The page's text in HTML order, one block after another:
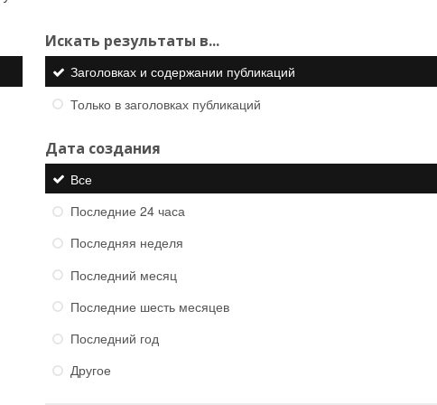
Искать результаты в...
Заголовках и содержании публикаций
Только в заголовках публикаций
Дата создания
Все
Последние 24 часа
Последняя неделя
Последний месяц
Последние шесть месяцев
Последний год
Другое